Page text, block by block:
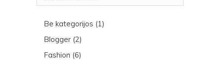
Be kategorijos (1)
Blogger (2)
Fashion (6)